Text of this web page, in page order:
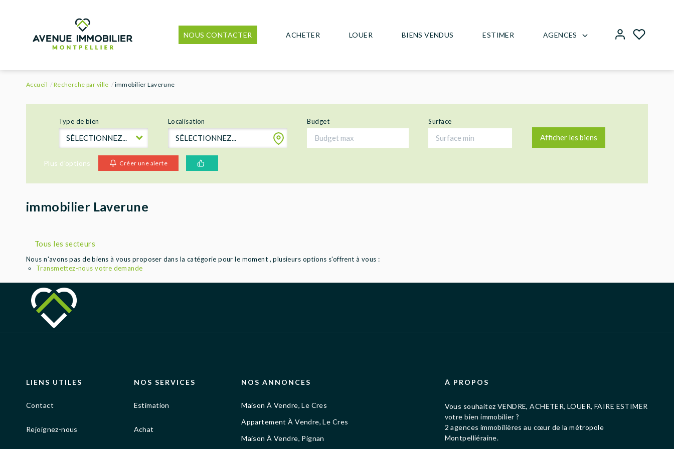
NOUS CONTACTER ACHETER LOUER BIENS VENDUS ESTIMER AGENCES
Accueil Recherche par ville immobilier Laverune
Type de bien
SÉLECTIONNEZ...
Localisation
SÉLECTIONNEZ...
Budget Surface
Plus d'options Créer une alerte
immobilier Laverune
Tous les secteurs
Nous n'avons pas de biens à vous proposer dans la catégorie pour le moment , plusieurs options s'offrent à vous :
Transmettez-nous votre demande
LIENS UTILES
Contact
Rejoignez-nous
NOS SERVICES
Estimation
Achat
NOS ANNONCES
Maison À Vendre, Le Cres
Appartement À Vendre, Le Cres
Maison À Vendre, Pignan
À PROPOS
Vous souhaitez VENDRE, ACHETER, LOUER, FAIRE ESTIMER
votre bien immobilier ?
2 agences immobilières au cœur de la métropole
Montpelliéraine.